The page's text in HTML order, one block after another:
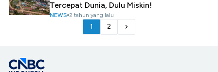
Tercepat Dunia, Dulu Miskin!
NEWS 2 tahun yang lalu
1 2